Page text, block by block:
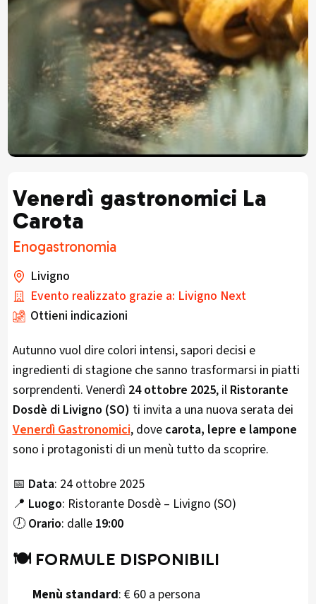
Venerdì gastronomici La
Carota
Enogastronomia
Livigno
Evento realizzato grazie a: Livigno Next
Ottieni indicazioni
Autunno vuol dire colori intensi, sapori decisi e
ingredienti di stagione che sanno trasformarsi in piatti
sorprendenti. Venerdì 24 ottobre 2025, il Ristorante
Dosdè di Livigno (SO) ti invita a una nuova serata dei
Venerdì Gastronomici, dove carota, lepre e lampone
sono i protagonisti di un menù tutto da scoprire.
📅 Data: 24 ottobre 2025
📍 Luogo: Ristorante Dosdè – Livigno (SO)
🕖Orario: dalle 19:00
🍽️ FORMULE DISPONIBILI
Menù standard: € 60 a persona